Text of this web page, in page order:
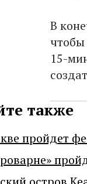
В
чтобы
15-
также
пройдет